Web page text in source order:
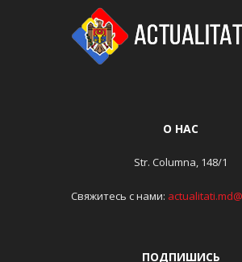
О НАС
Str. Columna, 148/1
Свяжитесь с нами:
ПОДПИШИСЬ